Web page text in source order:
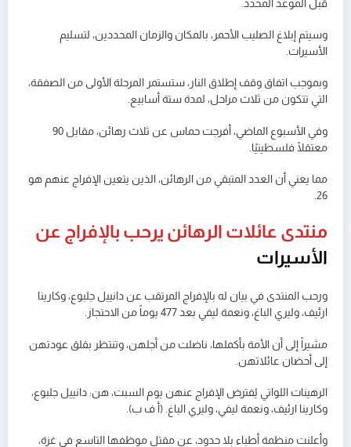
قبل الموعد المحدد.
وسيتم إبلاغ الصليب الأحمر، بالمكان والزمان المحددين، لتسليم
الأسيرات.
وبموجب اتفاق وقف إطلاق النار، ستستمر المرحلة الأولى من الصفقة،
التي تتكون من ثلاث مراحل، لمدة ستة أسابيع.
وفي الأسبوع الماضي، أفرجت حماس عن ثلاث رهائن، مقابل 90
معتقلًا فلسطينيًا.
مما يعني أن العدد المتبقي من الرهائن، الذين يتعين الإفراج عنهم هو
26.
منتدى عائلات الرهائن يرحب بالإفراج عن
الأسيرات
ورحب المنتدى في بيان له بالإفراج المرتقب عن دانييل جلبوع، وكارينا
ارئيف، وليري الباغ، ونعمة ليفي بعد 477 يوماً من الاحتجاز.
مشيراً إلى أن الأمة بأكملها، ناضلت من أجلهن، وتنتظر بقلق عودتهن
إلى أحضان عائلاتهن.
الرهينات اللواتي يُفترض الإفراج عنهن يوم السبت، هن: دانييل جلبوع،
وكارينا ارئيف، ونعمة ليفي، وليري الباغ. (أ ف ب)​​​​​​​.
وأعلنت منظمة أطباء بلا حدود، عن مقتل موظفها التاسع في غزة،